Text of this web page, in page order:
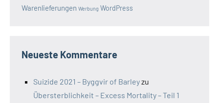
Warenlieferungen Werbung WordPress
Neueste Kommentare
Suizide 2021 – Byggvir of Barleyzu
Übersterblichkeit – Excess Mortality – Teil 1